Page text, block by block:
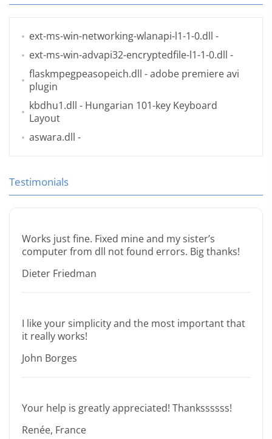
ext-ms-win-networking-wlanapi-l1-1-0.dll -
ext-ms-win-advapi32-encryptedfile-l1-1-0.dll -
flaskmpegpeasopeich.dll - adobe premiere avi
plugin
kbdhu1.dll - Hungarian 101-key Keyboard
Layout
aswara.dll -
Testimonials
Works just fine. Fixed mine and my sister’s
computer from dll not found errors. Big thanks!
Dieter Friedman
I like your simplicity and the most important that
it really works!
John Borges
Your help is greatly appreciated! Thankssssss!
Renée, France